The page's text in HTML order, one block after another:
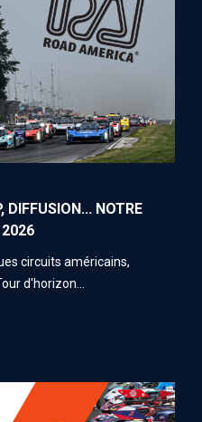
DIFFUSION... NOTRE
2026
circuits américains,
d'horizon...